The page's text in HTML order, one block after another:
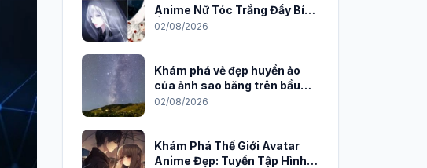
Anime Nữ Tóc Trắng Đầy Bí
Ẩn và Quyến Rũ
02/08/2026
Khám phá vẻ đẹp huyền ảo
của ảnh sao băng trên bầu
trời đêm
02/08/2026
Khám Phá Thế Giới Avatar
Anime Đẹp: Tuyển Tập Hình